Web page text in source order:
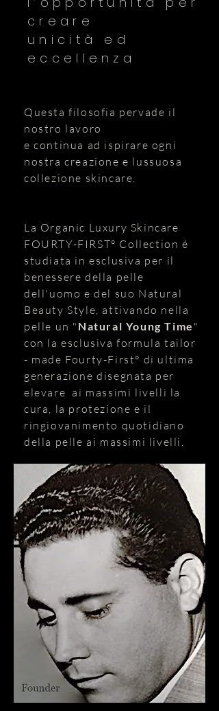
creare
unicità ed
eccellenza
Questa filosofia pervade il
nostro lavoro
​e continua ad ispirare ogni
nostra creazione e lussuosa
collezione skincare.
La Organic Luxury Skincare
FOURTY-FIRST° Collection é
studiata in esclusiva per il
benessere della pelle
dell'uomo e del suo Natural
Beauty Style, attivando nella
pelle un " Natural Young Time "
con la esclusiva formula tailor
- made Fourty-First° di ultima
generazione disegnata per
elevare ai massimi livelli la
cura, la protezione e il
ringiovanimento quotidiano
della pelle ai massimi livelli.